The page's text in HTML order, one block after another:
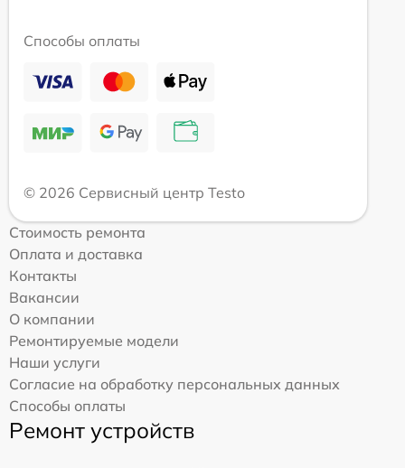
Способы оплаты
© 2026 Сервисный центр Testo
Стоимость ремонта
Оплата и доставка
Контакты
Вакансии
О компании
Ремонтируемые модели
Наши услуги
Согласие на обработку персональных данных
Способы оплаты
Ремонт устройств